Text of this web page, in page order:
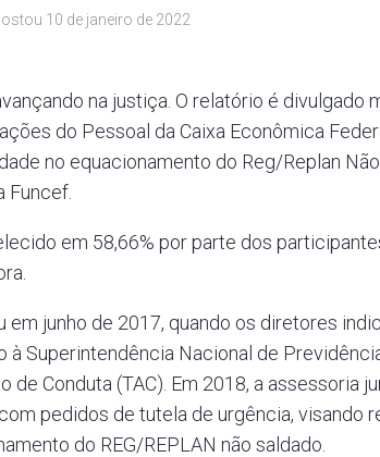
10 de janeiro de 2022
na justiça. O relatório é divulgado
do Pessoal da Caixa Econômica
no equacionamento do Reg/Replan
Funcef.
em 58,66% por parte dos
em junho de 2017, quando os diretores
à Superintendência Nacional de
Conduta (TAC). Em 2018, a assessoria
pedidos de tutela de urgência, visando
do REG/REPLAN não saldado.